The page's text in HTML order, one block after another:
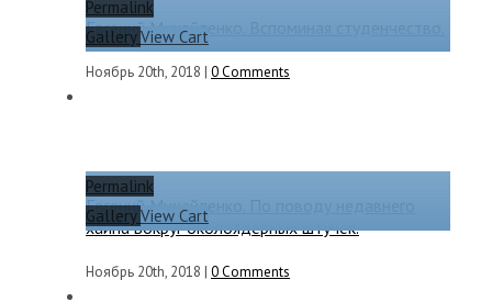
Permalink
GalleryView Cart
Евгений Михайленко. Вспоминая студенчество.
Ноябрь 20th, 2018 | 0 Comments
Permalink
GalleryView Cart
Евгений Михайленко. По поводу недавнего
хайпа вокруг околоядерных штучек.
Ноябрь 20th, 2018 | 0 Comments